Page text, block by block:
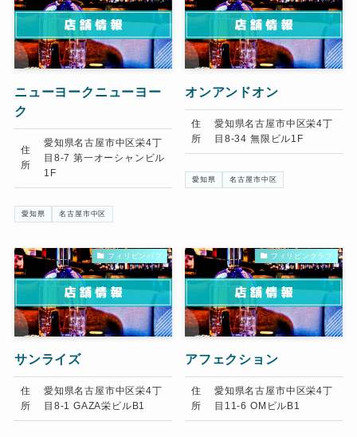
ニューヨークニューヨー
ク
住
所
愛知県名古屋市中区栄4丁
目8-7 第一オーシャンビル
1F
愛知県 名古屋市中区
オンアンドオン
住
所
愛知県名古屋市中区栄4丁
目8-34 無限ビル1F
愛知県 名古屋市中区
フィリピンパブ
サンライズ
住
所
愛知県名古屋市中区栄4丁
目8-1 GAZA栄ビルB1
フィリピンクラブ
アフェクション
住
所
愛知県名古屋市中区栄4丁
目11-6 OMビルB1